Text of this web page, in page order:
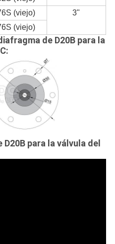
(viejo)
3"
(viejo)
de D20B para la
D20B para la válvula del